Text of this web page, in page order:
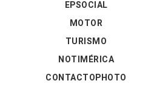
EPSOCIAL
MOTOR
TURISMO
NOTIMÉRICA
CONTACTOPHOTO